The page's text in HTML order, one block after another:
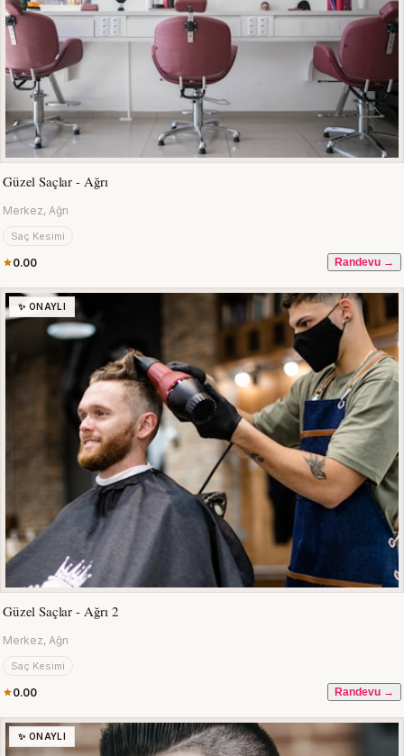
Güzel Saçlar - Ağrı
Merkez, Ağrı
Saç Kesimi
0.00 Randevu →
✨ ONAYLI
Güzel Saçlar - Ağrı 2
Merkez, Ağrı
Saç Kesimi
0.00 Randevu →
✨ ONAYLI